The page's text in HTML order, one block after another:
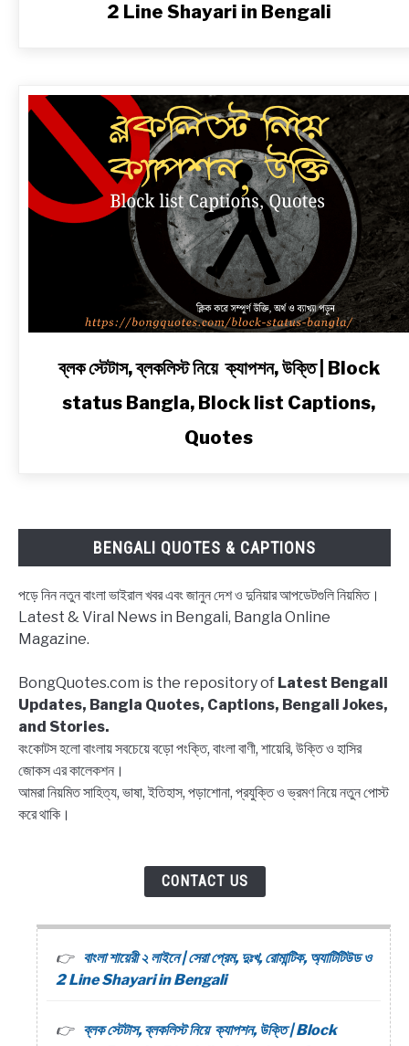
2 Line Shayari in Bengali
Bangla,
Block
list
Quotes
ব্লক স্টেটাস, ব্লকলিস্ট নিয়ে ক্যাপশন, উক্তি | Block
status Bangla, Block list Captions,
Quotes
BENGALI QUOTES & CAPTIONS
পড়ে নিন নতুন বাংলা ভাইরাল খবর এবং জানুন দেশ ও দুনিয়ার আপডেটগুলি নিয়মিত।
Latest & Viral News in Bengali, Bangla Online
Magazine.
BongQuotes.com is the repository of Latest Bengali
Updates, Bangla Quotes, Captions, Bengali Jokes,
and Stories.
বংকোটস হলো বাংলায় সবচেয়ে বড়ো পংক্তি, বাংলা বাণী, শায়েরি, উক্তি ও হাসির
জোকস এর কালেকশন।
আমরা নিয়মিত সাহিত্য, ভাষা, ইতিহাস, পড়াশোনা, প্রযুক্তি ও ভ্রমণ নিয়ে নতুন পোস্ট
করে থাকি।
CONTACT US
বাংলা শায়েরী ২ লাইনে | সেরা প্রেম, দুঃখ, রোমান্টিক, অ্যাটিটিউড ও
2 Line Shayari in Bengali
ব্লক স্টেটাস, ব্লকলিস্ট নিয়ে ক্যাপশন, উক্তি | Block